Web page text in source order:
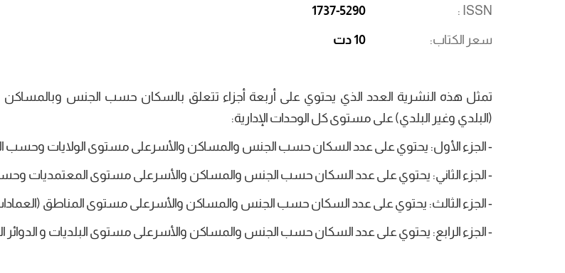
ISSN
1737-5290
سعر الكتاب 10 دت
تمثل هذه النشرية العدد الذي يحتوي على أربعة أجزاء تتعلق بالسكان حسب الجنس
(البلدي وغير البلدي) على مستوى كل الوحدات الإدارية:
- الجزء الأول: يحتوي على عدد السكان حسب الجنس والمساكن والأسرعلى مستوى الولايات وحسب
- الجزء الثاني: يحتوي على عدد السكان حسب الجنس والمساكن والأسرعلى مستوى المعتمديات
- الجزء الثالث: يحتوي على عدد السكان حسب الجنس والمساكن والأسرعلى مستوى المناطق
- الجزء الرابع: يحتوي على عدد السكان حسب الجنس والمساكن والأسرعلى مستوى البلديات و الدوائر